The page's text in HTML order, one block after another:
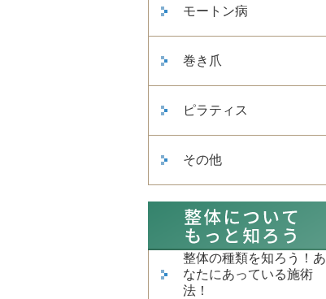
モートン病
巻き爪
ピラティス
その他
整体の種類を知ろう！あ
なたにあっている施術
法！